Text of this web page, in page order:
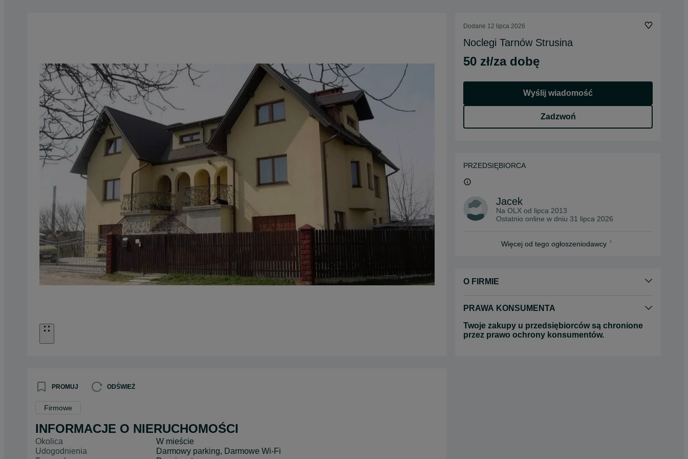
PROMUJ ODŚWIEŻ
Firmowe
INFORMACJE O NIERUCHOMOŚCI
Okolica
W mieście
Udogodnienia
Darmowy parking, Darmowe Wi-Fi
Dodane 12 lipca 2026
Noclegi Tarnów Strusina
50 zł/za dobę
Wyślij wiadomość
Zadzwoń
PRZEDSIĘBIORCA
Jacek
Na OLX od lipca 2013
Ostatnio online w dniu 31 lipca 2026
Więcej od tego ogłoszeniodawcy
O FIRMIE
PRAWA KONSUMENTA
Twoje zakupy u przedsiębiorców są chronione
przez prawo ochrony konsumentów.